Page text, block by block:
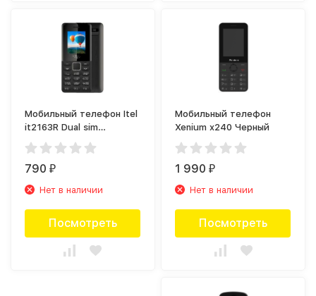
Мобильный телефон Itel
it2163R Dual sim
Элегантный черный
790₽
Нет в наличии
Посмотреть
Мобильный телефон
Xenium x240 Черный
1 990₽
Нет в наличии
Посмотреть